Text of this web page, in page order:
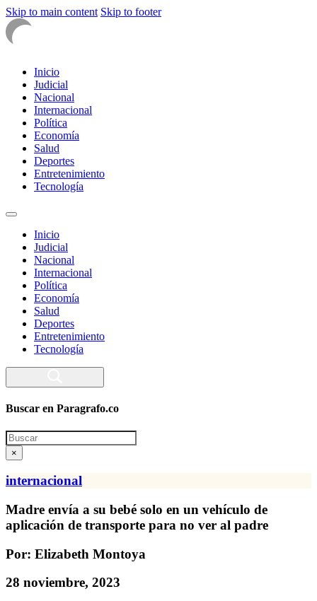
Skip to main content Skip to footer
Inicio
Judicial
Nacional
Internacional
Política
Economía
Salud
Deportes
Entretenimiento
Tecnología
Inicio
Judicial
Nacional
Internacional
Política
Economía
Salud
Deportes
Entretenimiento
Tecnología
Buscar en Paragrafo.co
Search
×
internacional
Madre envía a su bebé solo en un vehículo de
aplicación de transporte para no ver al padre
Por: Elizabeth Montoya
28 noviembre, 2023